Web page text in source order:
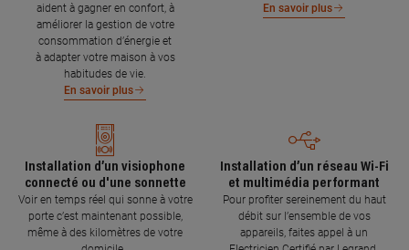
aident à gagner en confort, à
améliorer la gestion de votre
consommation d’énergie et
à adapter votre maison à vos
habitudes de vie.
En savoir plus
En savoir plus
Installation d’un visiophone
connecté ou d'une sonnette
Voir en temps réel qui sonne à votre
porte c’est maintenant possible,
même à des kilomètres de votre
Installation d’un réseau Wi-Fi
et multimédia performant
Pour profiter sereinement du haut
débit sur l’ensemble de vos
appareils, faites appel à un